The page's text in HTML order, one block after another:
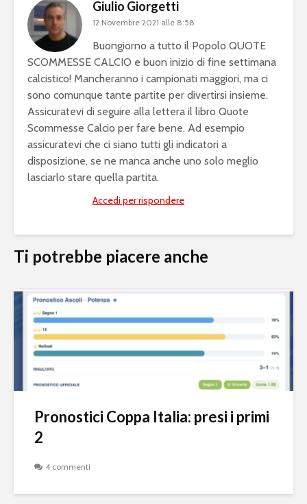
Giulio Giorgetti
12 Novembre 2021 alle 8:58
Buongiorno a tutto il Popolo QUOTE
SCOMMESSE CALCIO e buon inizio di fine settimana
calcistico! Mancheranno i campionati maggiori, ma ci
sono comunque tante partite per divertirsi insieme.
Assicuratevi di seguire alla lettera il libro Quote
Scommesse Calcio per fare bene. Ad esempio
assicuratevi che ci siano tutti gli indicatori a
disposizione, se ne manca anche uno solo meglio
lasciarlo stare quella partita.
Accedi per rispondere
Ti potrebbe piacere anche
Pronostici Coppa Italia: presi i primi
2
4 commenti